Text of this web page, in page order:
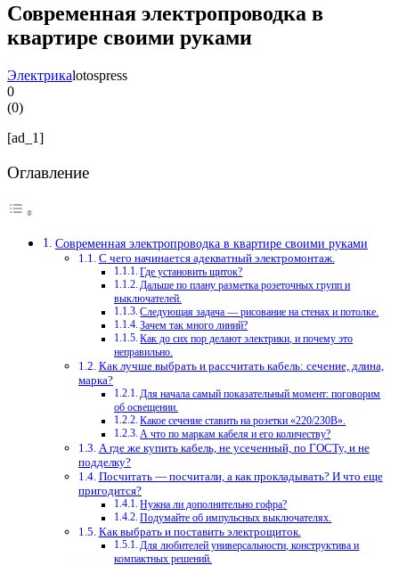
Современная электропроводка в
квартире своими руками
Электрикаlotospress
0
(0)
[ad_1]
Оглавление
Современная электропроводка в квартире своими руками
С чего начинается адекватный электромонтаж.
Где установить щиток?
Дальше по плану разметка розеточных групп и
выключателей.
Следующая задача — рисование на стенах и потолке.
Зачем так много линий?
Как до сих пор делают электрики, и почему это
неправильно.
Как лучше выбрать и рассчитать кабель: сечение, длина,
марка?
Для начала самый показательный момент: поговорим
об освещении.
Какое сечение ставить на розетки «220/230В».
А что по маркам кабеля и его количеству?
А где же купить кабель, не усеченный, по ГОСТу, и не
подделку?
Посчитать — посчитали, а как прокладывать? И что еще
пригодится?
Нужна ли дополнительно гофра?
Подумайте об импульсных выключателях.
Как выбрать и поставить электрощиток.
Для любителей универсальности, конструктива и
компактных решений.